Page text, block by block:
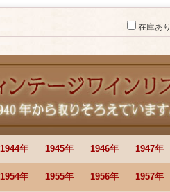
在庫あり
1944年 1945年 1946年 1947年
1954年 1955年 1956年 1957年